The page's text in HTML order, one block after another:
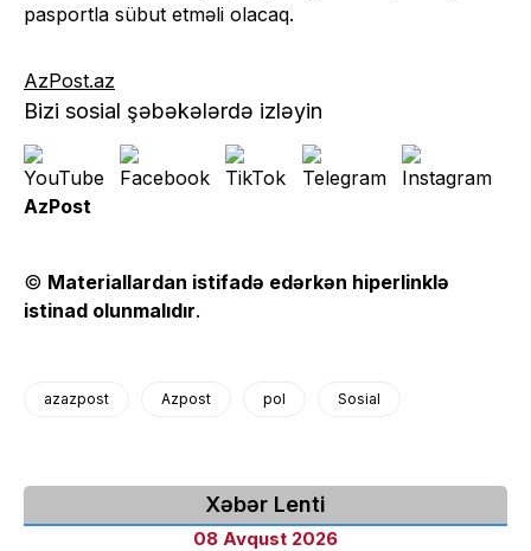
pasportla sübut etməli olacaq.
AzPost.az
Bizi sosial şəbəkələrdə izləyin
AzPost
© Materiallardan istifadə edərkən hiperlinklə
istinad olunmalıdır.
azazpost Azpost pol Sosial
Xəbər Lenti
08 Avqust 2026